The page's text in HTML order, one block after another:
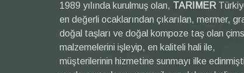
1989 yılında kurulmuş olan, TARIMER
en değerli ocaklarından çıkarılan, mermer,
doğal taşları ve doğal kompoze taş olan
malzemelerini işleyip, en kaliteli hali ile,
müşterilerinin hizmetine sunmayı ilke